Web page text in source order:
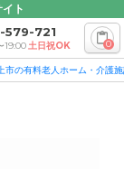
ト
579-721
19:00土日祝OK 0
市の有料老人ホーム・介護